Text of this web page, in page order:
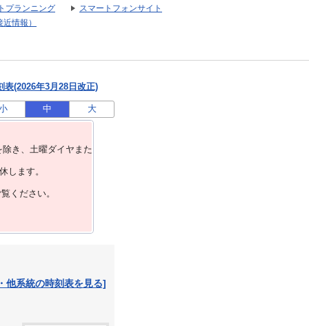
プランニング
スマートフォンサイト
情報）
表(2026年3月28日改正)
中 大
き、⼟曜ダイヤまた
します。
ください。
他系統の時刻表を見る]